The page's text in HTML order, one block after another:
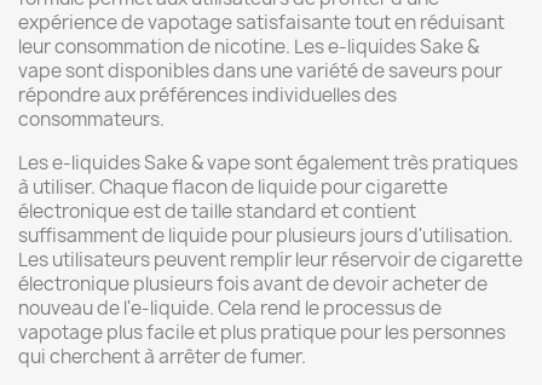
expérience de vapotage satisfaisante tout en réduisant
leur consommation de nicotine. Les e-liquides Sake &
vape sont disponibles dans une variété de saveurs pour
répondre aux préférences individuelles des
consommateurs.
Les e-liquides Sake & vape sont également très pratiques
à utiliser. Chaque flacon de liquide pour cigarette
électronique est de taille standard et contient
suffisamment de liquide pour plusieurs jours d'utilisation.
Les utilisateurs peuvent remplir leur réservoir de cigarette
électronique plusieurs fois avant de devoir acheter de
nouveau de l'e-liquide. Cela rend le processus de
vapotage plus facile et plus pratique pour les personnes
qui cherchent à arrêter de fumer.